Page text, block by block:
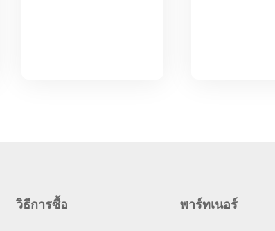
วิธีการซื้อ พาร์ทเนอร์